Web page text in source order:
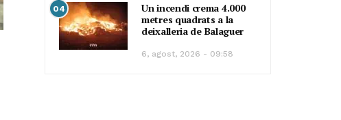
04
Un incendi crema 4.000
metres quadrats a la
deixalleria de Balaguer
6, agost, 2026 - 09:58